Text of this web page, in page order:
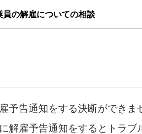
の解雇についての相談
予告通知をする決断ができま
解雇予告通知をするとトラブ